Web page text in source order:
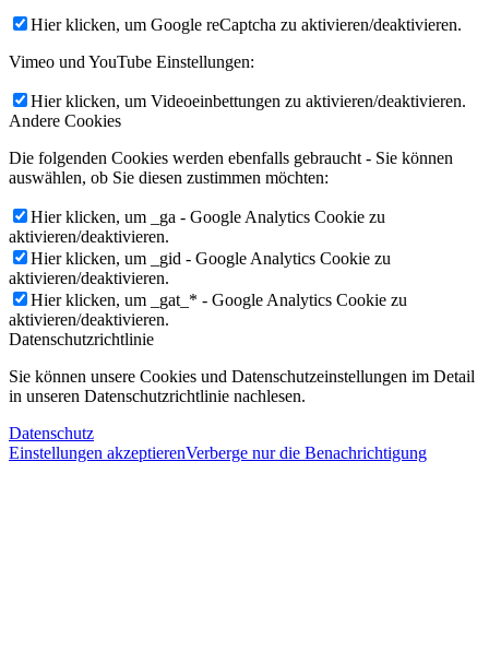
Hier klicken, um Google reCaptcha zu aktivieren/deaktivieren.
Vimeo und YouTube Einstellungen:
Hier klicken, um Videoeinbettungen zu aktivieren/deaktivieren.
Andere Cookies
Die folgenden Cookies werden ebenfalls gebraucht - Sie können
auswählen, ob Sie diesen zustimmen möchten:
Hier klicken, um _ga - Google Analytics Cookie zu
aktivieren/deaktivieren.
Hier klicken, um _gid - Google Analytics Cookie zu
aktivieren/deaktivieren.
Hier klicken, um _gat_* - Google Analytics Cookie zu
aktivieren/deaktivieren.
Datenschutzrichtlinie
Sie können unsere Cookies und Datenschutzeinstellungen im Detail
in unseren Datenschutzrichtlinie nachlesen.
Datenschutz
Einstellungen akzeptierenVerberge nur die Benachrichtigung